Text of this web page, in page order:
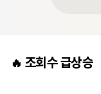
🔥 조회수 급상승